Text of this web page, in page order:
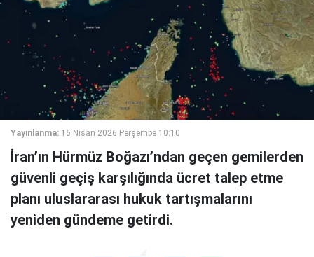
Yayınlanma: 16 Nisan 2026 Perşembe 10:10
İran’ın Hürmüz Boğazı’ndan geçen gemilerden
güvenli geçiş karşılığında ücret talep etme
planı uluslararası hukuk tartışmalarını
yeniden gündeme getirdi.